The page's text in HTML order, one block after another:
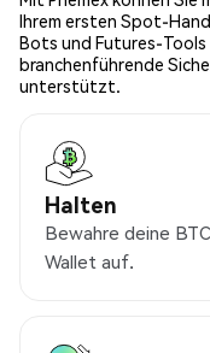
Ihrem ersten Spot-
Bots und Futures-Tools
branchenführende
unterstützt.
Halten
Bewahre deine
Wallet auf.